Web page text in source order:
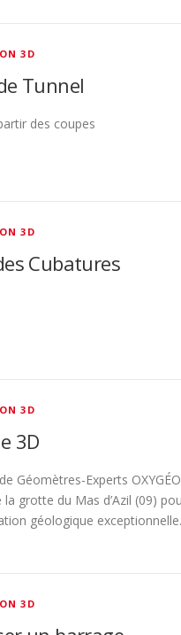
3D
Tunnel
des coupes
3D
Cubatures
3D
3D
Géomètres-Experts
grotte du Mas d’Azil (09)
géologique
3D